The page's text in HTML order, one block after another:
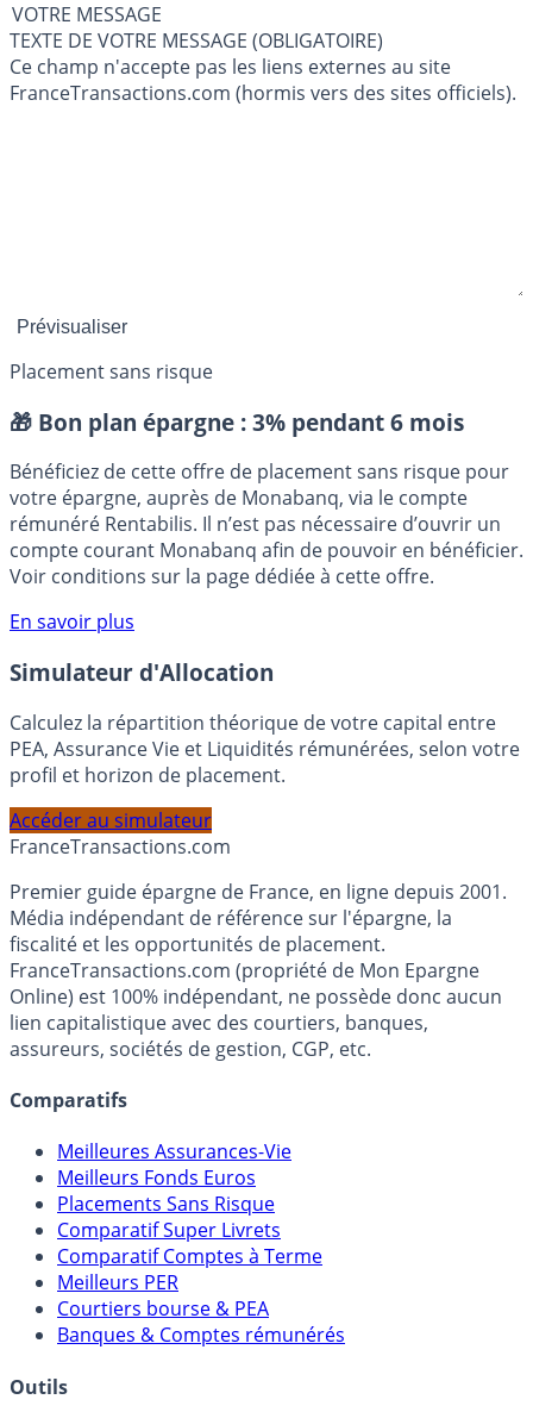
VOTRE MESSAGE
TEXTE DE VOTRE MESSAGE (OBLIGATOIRE)
Ce champ n'accepte pas les liens externes au site
FranceTransactions.com (hormis vers des sites officiels).
Placement sans risque
🎁 Bon plan épargne : 3% pendant 6 mois
Bénéficiez de cette offre de placement sans risque pour
votre épargne, auprès de Monabanq, via le compte
rémunéré Rentabilis. Il n’est pas nécessaire d’ouvrir un
compte courant Monabanq afin de pouvoir en bénéficier.
Voir conditions sur la page dédiée à cette offre.
En savoir plus
Simulateur d'Allocation
Calculez la répartition théorique de votre capital entre
PEA, Assurance Vie et Liquidités rémunérées, selon votre
profil et horizon de placement.
Accéder au simulateur
FranceTransactions.com
Premier guide épargne de France, en ligne depuis 2001.
Média indépendant de référence sur l'épargne, la
fiscalité et les opportunités de placement.
FranceTransactions.com (propriété de Mon Epargne
Online) est 100% indépendant, ne possède donc aucun
lien capitalistique avec des courtiers, banques,
Meilleures Assurances-Vie
Meilleurs Fonds Euros
Placements Sans Risque
Comparatif Super Livrets
Comparatif Comptes à Terme
Meilleurs PER
Courtiers bourse & PEA